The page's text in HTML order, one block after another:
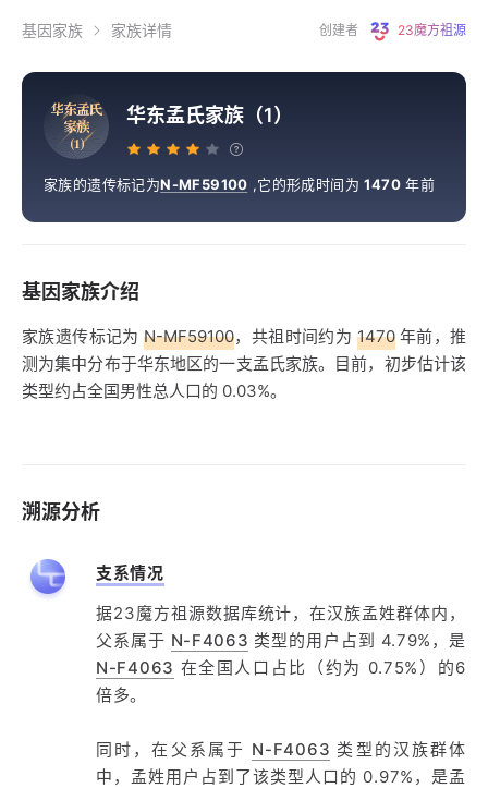
基因家族 家族详情 创建者 23魔方祖源
华东孟氏
家族
（1）
华东孟氏家族（1）
家族的遗传标记为N-MF59100 ,它的形成时间为1470 年前
基因家族介绍
家族遗传标记为N-MF59100，共祖时间约为 1470年前，推
测为集中分布于华东地区的一支孟氏家族。目前，初步估计该
类型约占全国男性总人口的 0.03%。
溯源分析
支系情况
据23魔方祖源数据库统计，在汉族孟姓群体内，
父系属于 N-F4063 类型的用户占到 4.79%，是
N-F4063 在全国人口占比（约为 0.75%）的6
倍多。
同时，在父系属于 N-F4063 类型的汉族群体
中，孟姓用户占到了该类型人口的 0.97%，是孟